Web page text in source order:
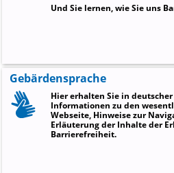
Und Sie lernen, wie Sie uns
Gebärdensprache
Hier erhalten Sie in
Informationen zu den
Webseite, Hinweise zur
Erläuterung der Inhalte der
Barrierefreiheit.